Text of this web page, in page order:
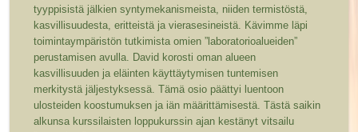
tyyppisistä jälkien syntymekanismeista, niiden termistöstä,
kasvillisuudesta, eritteistä ja vierasesineistä. Kävimme läpi
toimintaympäristön tutkimista omien ”laboratorioalueiden”
perustamisen avulla. David korosti oman alueen
kasvillisuuden ja eläinten käyttäytymisen tuntemisen
merkitystä jäljestyksessä. Tämä osio päättyi luentoon
ulosteiden koostumuksen ja iän määrittämisestä. Tästä saikin
alkunsa kurssilaisten loppukurssin ajan kestänyt vitsailu